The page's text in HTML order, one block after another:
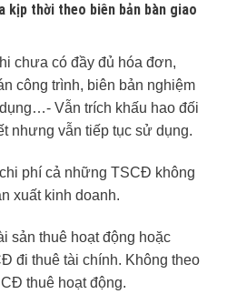
kịp thời theo biên bản bàn giao
chưa có đầy đủ hóa đơn,
công trình, biên bản nghiệm
Vẫn trích khấu hao đối
nhưng vẫn tiếp tục sử dụng.
phí cả những TSCĐ không
xuất kinh doanh.
sản thuê hoạt động hoặc
đi thuê tài chính. Không theo
thuê hoạt động.